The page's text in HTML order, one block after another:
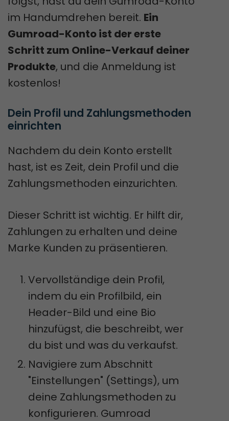
im Handumdrehen bereit. Ein
Gumroad-Konto ist der erste
Schritt zum Online-Verkauf deiner
Produkte, und die Anmeldung ist
kostenlos!
Dein Profil und Zahlungsmethoden
einrichten
Nachdem du dein Konto erstellt
hast, ist es Zeit, dein Profil und die
Zahlungsmethoden einzurichten.
Dieser Schritt ist wichtig. Er hilft dir,
Zahlungen zu erhalten und deine
Marke Kunden zu präsentieren.
Vervollständige dein Profil,
indem du ein Profilbild, ein
Header-Bild und eine Bio
hinzufügst, die beschreibt, wer
du bist und was du verkaufst.
Navigiere zum Abschnitt
"Einstellungen" (Settings), um
deine Zahlungsmethoden zu
konfigurieren. Gumroad